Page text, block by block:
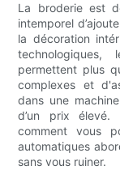
La broderie est
intemporel
la décoration
permettent plus
complexes et
dans une
d’un prix élevé.
comment vous
automatiques
sans vous ruiner.